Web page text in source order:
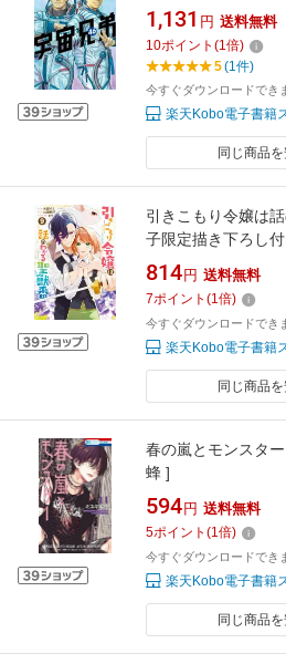
1,131 円 送料無料
10ポイント (1倍)
5(1件)
今すぐダウンロードでき
楽天Kobo電子書籍
同じ商品
引きこもり令嬢は
子限定描き下ろし
と ]
814 円 送料無料
7ポイント (1倍)
今すぐダウンロードでき
楽天Kobo電子書籍
同じ商品
春の嵐とモンスタ
蜂 ]
594 円 送料無料
5ポイント (1倍)
今すぐダウンロードでき
楽天Kobo電子書籍
同じ商品